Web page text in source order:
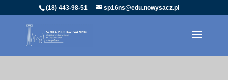
(18) 443-98-51 sp16ns@edu.nowysacz.pl